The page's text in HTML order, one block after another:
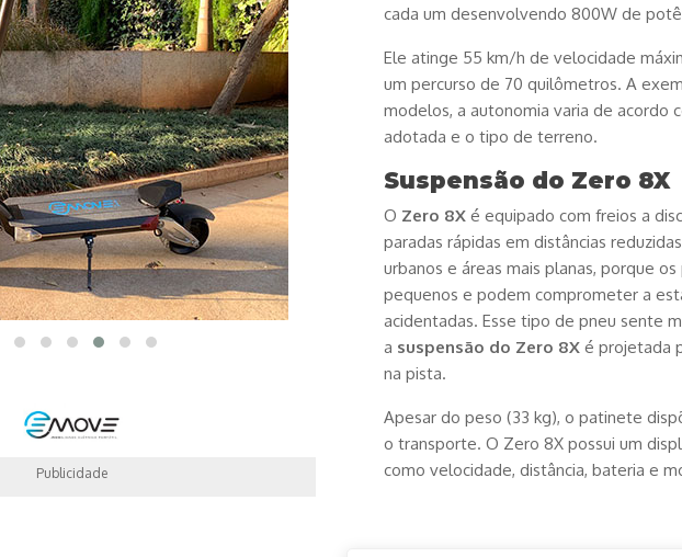
Publicidade
cada um desenvolvendo 800W de
Ele atinge 55 km/h de velocidade
um percurso de 70 quilômetros. A
modelos, a autonomia varia de acordo
adotada e o tipo de terreno.
Suspensão do Zero 8X
O Zero 8Xé equipado com freios a
paradas rápidas em distâncias
urbanos e áreas mais planas, porque
pequenos e podem comprometer a
acidentadas. Esse tipo de pneu sente
a suspensão do Zero 8Xé projetada
na pista.
Apesar do peso (33 kg), o patinete
o transporte. O Zero 8X possui um
como velocidade, distância, bateria e